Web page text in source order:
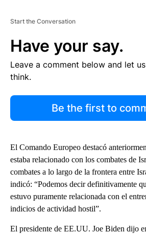
Start the Conversation
Have your say.
Leave a comment below and let
think.
Be the first to
El Comando Europeo destacó
estaba relacionado con los combates de
combates a lo largo de la frontera entre
indicó: “Podemos decir definitivamente
estuvo puramente relacionada con el
indicios de actividad hostil”.
El presidente de EE.UU. Joe Biden dijo